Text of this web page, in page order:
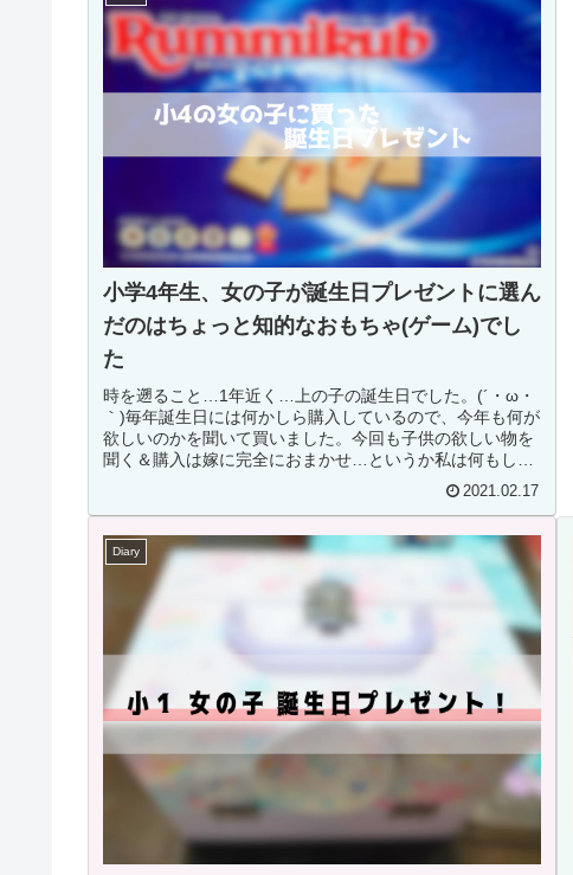
小学4年生、女の子が誕生日プレゼントに選ん
だのはちょっと知的なおもちゃ(ゲーム)でし
た
時を遡ること…1年近く…上の子の誕生日でした。(´・ω・
｀)毎年誕生日には何かしら購入しているので、今年も何が
欲しいのかを聞いて買いました。今回も子供の欲しい物を
聞く＆購入は嫁に完全におまかせ…というか私は何もして
2021.02.17
Diary